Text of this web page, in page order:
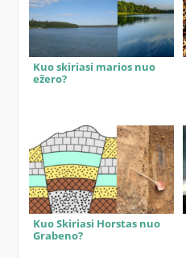
Kuo skiriasi marios nuo
ežero?
Kuo Skiriasi Horstas nuo
Grabeno?